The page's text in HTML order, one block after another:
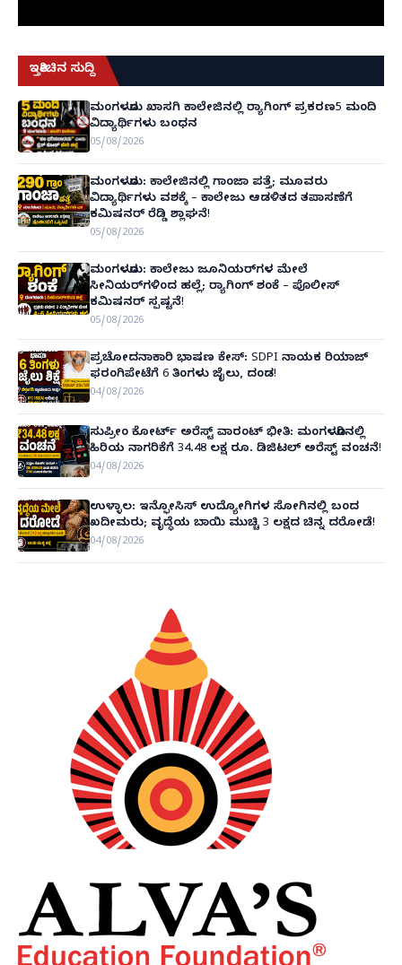
ಇತ್ತೀಚಿನ ಸುದ್ದಿ
ಮಂಗಳೂರು ಖಾಸಗಿ ಕಾಲೇಜಿನಲ್ಲಿ ರ‌್ಯಾಗಿಂಗ್ ಪ್ರಕರಣ5 ಮಂದಿ
ವಿದ್ಯಾರ್ಥಿಗಳು ಬಂಧನ
05/08/2026
ಮಂಗಳೂರು: ಕಾಲೇಜಿನಲ್ಲಿ ಗಾಂಜಾ ಪತ್ತೆ; ಮೂವರು
ವಿದ್ಯಾರ್ಥಿಗಳು ವಶಕ್ಕೆ – ಕಾಲೇಜು ಆಡಳಿತದ ತಪಾಸಣೆಗೆ
ಕಮಿಷನರ್ ರೆಡ್ಡಿ ಶ್ಲಾಘನೆ!
05/08/2026
ಮಂಗಳೂರು: ಕಾಲೇಜು ಜೂನಿಯರ್‌ಗಳ ಮೇಲೆ
ಸೀನಿಯರ್‌ಗಳಿಂದ ಹಲ್ಲೆ; ರ‌್ಯಾಗಿಂಗ್ ಶಂಕೆ – ಪೊಲೀಸ್
ಕಮಿಷನರ್ ಸ್ಪಷ್ಟನೆ!
05/08/2026
ಪ್ರಚೋದನಾಕಾರಿ ಭಾಷಣ ಕೇಸ್: SDPI ನಾಯಕ ರಿಯಾಜ್
ಫರಂಗಿಪೇಟೆಗೆ 6 ತಿಂಗಳು ಜೈಲು, ದಂಡ!
04/08/2026
ಸುಪ್ರೀಂ ಕೋರ್ಟ್ ಅರೆಸ್ಟ್ ವಾರಂಟ್ ಭೀತಿ: ಮಂಗಳೂರಿನಲ್ಲಿ
ಹಿರಿಯ ನಾಗರಿಕೆಗೆ 34.48 ಲಕ್ಷ ರೂ. ಡಿಜಿಟಲ್ ಅರೆಸ್ಟ್ ವಂಚನೆ!
04/08/2026
ಉಳ್ಳಾಲ: ಇನ್ಫೋಸಿಸ್ ಉದ್ಯೋಗಿಗಳ ಸೋಗಿನಲ್ಲಿ ಬಂದ
ಖದೀಮರು; ವೃದ್ಧೆಯ ಬಾಯಿ ಮುಚ್ಚಿ 3 ಲಕ್ಷದ ಚಿನ್ನ ದರೋಡೆ!
04/08/2026